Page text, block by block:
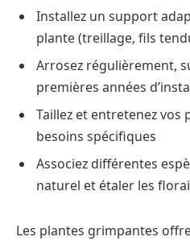
Installez un support
plante (treillage, fils
Arrosez régulièrement,
premières années
Taillez et entretenez vos
besoins spécifiques
Associez différentes
naturel et étaler les
Les plantes grimpantes